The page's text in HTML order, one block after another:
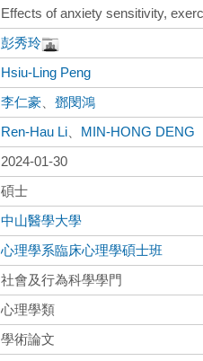
Effects of anxiety sensitivity,
彭秀玲
Hsiu-Ling Peng
李仁豪 、鄧閔鴻
Ren-Hau Li
MIN-HONG DENG
2024-01-30
碩士
中山醫學大學
心理學系臨床心理學碩士班
社會及行為科學學門
心理學類
學術論文